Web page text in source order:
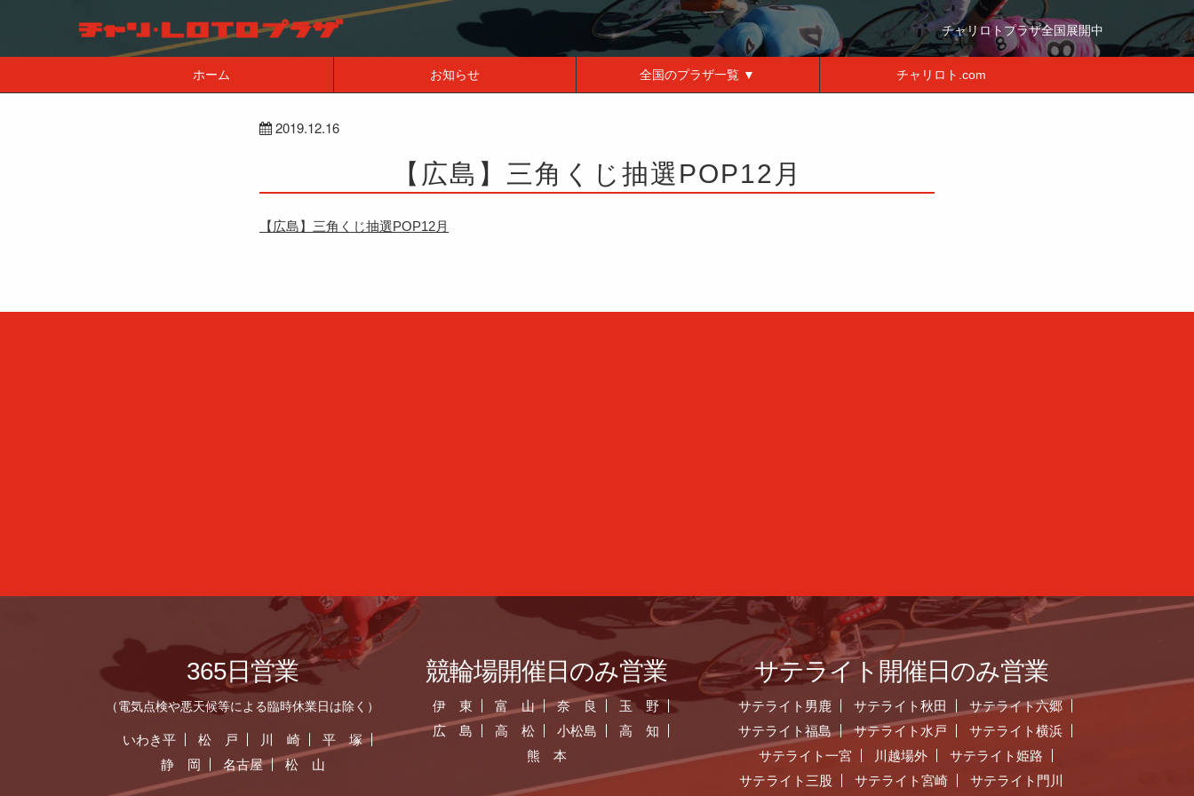
チャリロトプラザ全国展開中
ホーム お知らせ 全国のプラザ一覧 ▼ チャリロト.com
2019.12.16
【広島】三角くじ抽選POP12月
【広島】三角くじ抽選POP12月
365日営業
（電気点検や悪天候等による臨時休業日は除く）
いわき平 松 戸 川 崎
平 塚
静 岡
名古屋 松 山
競輪場開催日のみ営業
伊 東 富 山 奈 良
玉 野
広 島
高 松 小松島
高 知
熊 本
サテライト開催日のみ営業
サテライト男鹿 サテライト秋田
サテライト六郷
サテライト福島
サテライト水戸
サテライト横浜
サテライト一宮
川越場外
サテライト姫路
サテライト三股
サテライト宮崎 サテライト門川